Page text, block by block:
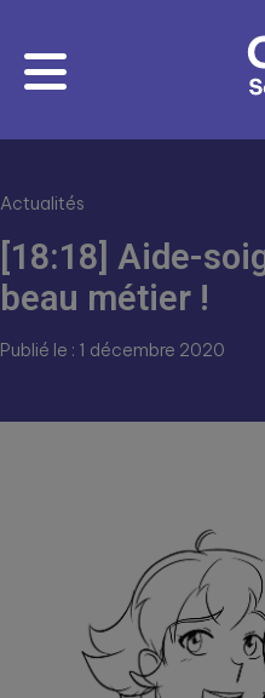
Actualités
[18:18] Aide-
beau métier !
Publié le : 1 décembre 2020